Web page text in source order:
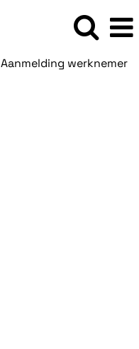
Aanmelding werknemer